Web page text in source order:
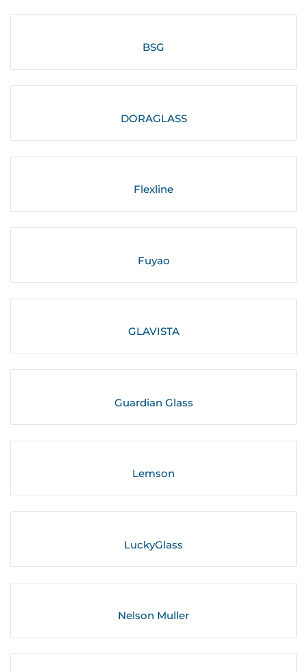
BSG
DORAGLASS
Flexline
Fuyao
GLAVISTA
Guardian Glass
Lemson
LuckyGlass
Nelson Muller